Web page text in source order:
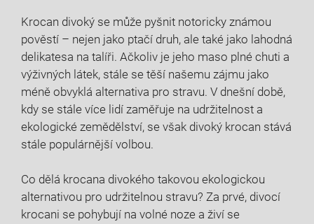
Krocan divoký se může pyšnit notoricky známou
pověstí – nejen jako ptačí druh, ale také jako lahodná
delikatesa na talíři. Ačkoliv je jeho maso plné chuti a
výživných látek, stále se těší našemu zájmu jako
méně obvyklá alternativa pro stravu. V dnešní době,
kdy se stále více lidí zaměřuje na udržitelnost a
ekologické zemědělství, se však divoký krocan stává
stále populárnější volbou.
Co dělá krocana divokého takovou ekologickou
alternativou pro udržitelnou stravu? Za prvé, divocí
krocani se pohybují na volné noze a živí se